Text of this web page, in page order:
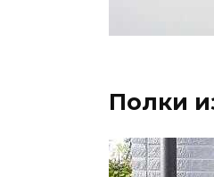
Полки